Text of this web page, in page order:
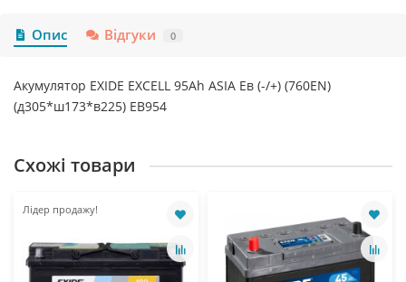
Опис Відгуки 0
Акумулятор EXIDE EXCELL 95Ah ASIA Ев (-/+) (760EN)
(д305*ш173*в225) EB954
Схожі товари
Лідер продажу!